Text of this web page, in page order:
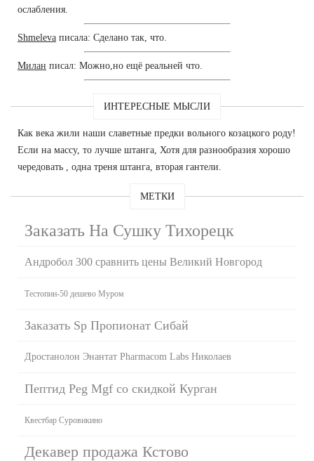
ослабления.
Shmeleva писала: Сделано так, что.
Милан писал: Можно,но ещё реальней что.
ИНТЕРЕСНЫЕ МЫСЛИ
Как века жили наши славетные предки вольного козацкого роду!
Если на массу, то лучше штанга, Хотя для разнообразия хорошо
чередовать , одна треня штанга, вторая гантели.
МЕТКИ
Заказать На Сушку Тихорецк
Андробол 300 сравнить цены Великий Новгород
Тестопин-50 дешево Муром
Заказать Sp Пропионат Сибай
Дростанолон Энантат Pharmacom Labs Николаев
Пептид Peg Mgf со скидкой Курган
Квестбар Суровикино
Декавер продажа Кстово